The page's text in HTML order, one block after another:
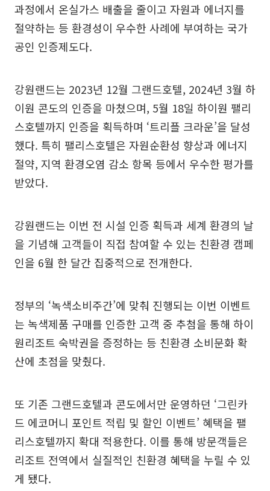
과정에서 온실가스 배출을 줄이고 자원과 에너지를
절약하는 등 환경성이 우수한 사례에 부여하는 국가
공인 인증제도다.
강원랜드는 2023년 12월 그랜드호텔, 2024년 3월 하
이원 콘도의 인증을 마쳤으며, 5월 18일 하이원 팰리
스호텔까지 인증을 획득하며 ‘트리플 크라운’을 달성
했다. 특히 팰리스호텔은 자원순환성 향상과 에너지
절약, 지역 환경오염 감소 항목 등에서 우수한 평가를
받았다.
강원랜드는 이번 전 시설 인증 획득과 세계 환경의 날
을 기념해 고객들이 직접 참여할 수 있는 친환경 캠페
인을 6월 한 달간 집중적으로 전개한다.
정부의 ‘녹색소비주간’에 맞춰 진행되는 이번 이벤트
는 녹색제품 구매를 인증한 고객 중 추첨을 통해 하이
원리조트 숙박권을 증정하는 등 친환경 소비문화 확
산에 초점을 맞췄다.
또 기존 그랜드호텔과 콘도에서만 운영하던 ‘그린카
드 에코머니 포인트 적립 및 할인 이벤트’ 혜택을 팰
리스호텔까지 확대 적용한다. 이를 통해 방문객들은
리조트 전역에서 실질적인 친환경 혜택을 누릴 수 있
게 됐다.